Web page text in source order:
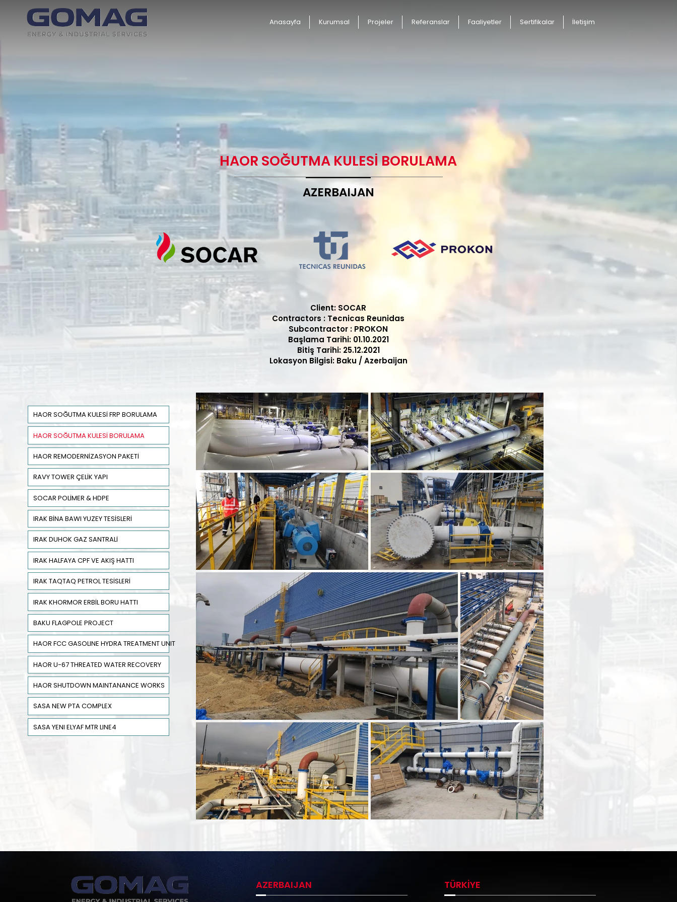
Anasayfa Kurumsal Projeler Referanslar Faaliyetler Sertifikalar İletişim
HAOR SOĞUTMA KULESİ BORULAMA
AZERBAIJAN
Client: SOCAR
Contractors : Tecnicas Reunidas
Subcontractor : PROKON
Başlama Tarihi: 01.10.2021
Bitiş Tarihi: 25.12.2021
Lokasyon Bilgisi: Baku / Azerbaijan
HAOR SOĞUTMA KULESİ FRP BORULAMA
HAOR SOĞUTMA KULESİ BORULAMA
HAOR REMODERNİZASYON PAKETİ
RAVY TOWER ÇELİK YAPI
SOCAR POLİMER & HDPE
IRAK BİNA BAWI YUZEY TESİSLERİ
IRAK DUHOK GAZ SANTRALİ
IRAK HALFAYA CPF VE AKIŞ HATTI
IRAK TAQTAQ PETROL TESİSLERİ
IRAK KHORMOR ERBİL BORU HATTI
BAKU FLAGPOLE PROJECT
HAOR FCC GASOLINE HYDRA TREATMENT UNIT
HAOR U-67 THREATED WATER RECOVERY
HAOR SHUTDOWN MAINTANANCE WORKS
SASA NEW PTA COMPLEX
SASA YENI ELYAF MTR LINE4
AZERBAIJAN TÜRKİYE